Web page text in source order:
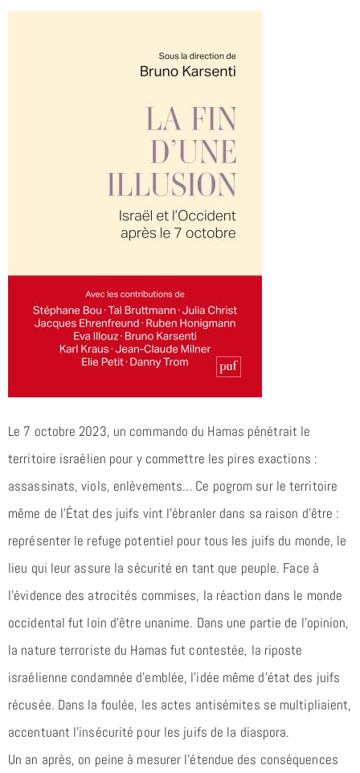
Le 7 octobre 2023, un commando du Hamas pénétrait le
territoire israélien pour y commettre les pires exactions :
assassinats, viols, enlèvements… Ce pogrom sur le territoire
même de l’État des juifs vint l’ébranler dans sa raison d’être :
représenter le refuge potentiel pour tous les juifs du monde, le
lieu qui leur assure la sécurité en tant que peuple. Face à
l’évidence des atrocités commises, la réaction dans le monde
occidental fut loin d’être unanime. Dans une partie de l’opinion,
la nature terroriste du Hamas fut contestée, la riposte
israélienne condamnée d’emblée, l’idée même d’état des juifs
récusée. Dans la foulée, les actes antisémites se multipliaient,
accentuant l’insécurité pour les juifs de la diaspora.
Un an après, on peine à mesurer l’étendue des conséquences